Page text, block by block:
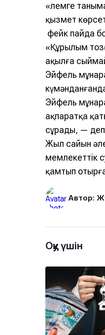
«Әлемге
қызмет
фейк пайда
«Құрылым
ақылға
Эйфель
Эйфель
ақпаратқа
сұрады, —
Жыл сайын
мемлекеттік
қамтып
Автор:
Оқу үшін